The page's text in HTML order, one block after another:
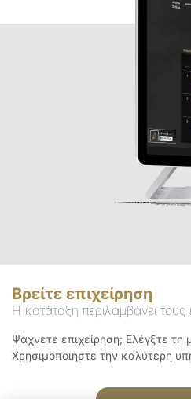
Βρείτε επιχείρηση
Η κατάταξη περιλαμβάνει
Ψάχνετε επιχείρηση; Ελέγξτε τη
Χρησιμοποιήστε την καλύτερη